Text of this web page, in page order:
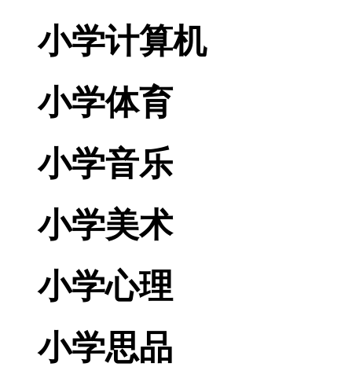
小学计算机
小学体育
小学音乐
小学美术
小学心理
小学思品